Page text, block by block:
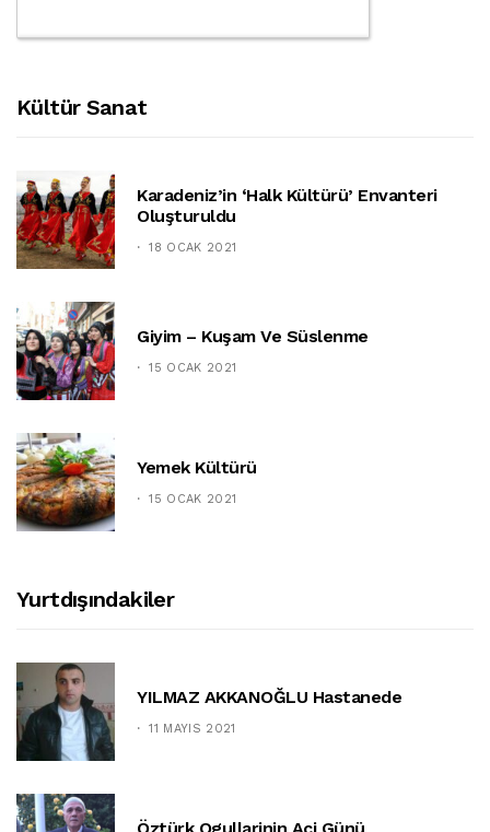
Kültür Sanat
Karadeniz’in ‘halk Kültürü’ Envanteri
Oluşturuldu
18 OCAK 2021
Giyim – Kuşam Ve Süslenme
15 OCAK 2021
Yemek Kültürü
15 OCAK 2021
Yurtdışındakiler
YILMAZ AKKANOĞLU Hastanede
11 MAYIS 2021